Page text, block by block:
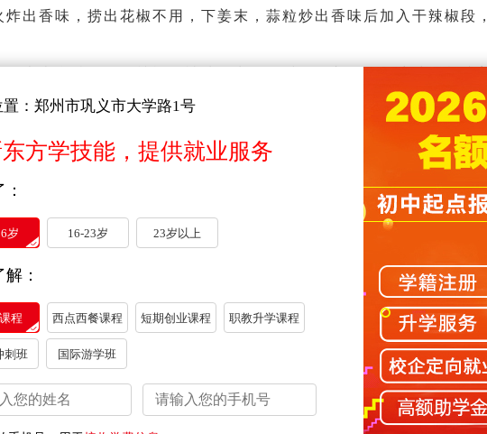
出香味，捞出花椒不用，下姜末，蒜粒炒出香味后加入干辣椒段
大火翻炒几下，辣椒面被油爆出红色时，倒入调好的碗汁，紧接
花生米，快速炒匀，立即出锅。
归原作者所有，如有侵权，请及时联系，我们会尽快处理。）
【御寒模式】天冷了，大家记得添衣保暖哦~ 【每日一菜】金汤肥牛的做法 【每日一菜】翠玉蘑菇
受阻，高中落榜怎么办？
：郑州市巩义市大学路1号
方学技能，提供就业服务
岁 16-23岁 23岁以上
：
程 西点西餐课程 短期创业课程 职教升学课程
刺班 国际游学班